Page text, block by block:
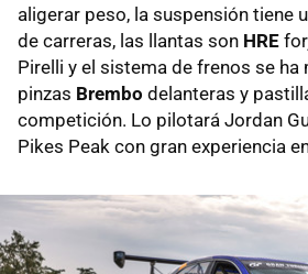
aligerar peso, la suspensión tiene
de carreras, las llantas son HRE
Pirelli y el sistema de frenos se
pinzas Brembo delanteras y
competición. Lo pilotará Jordan
Pikes Peak con gran experiencia